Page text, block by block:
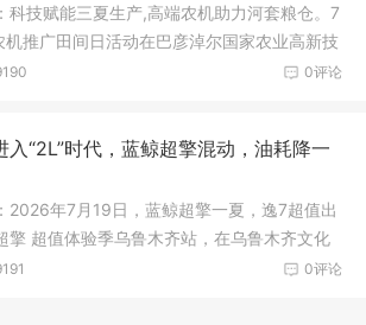
科技赋能三夏生产,高端农机助力河套粮仓。7
机推广田间日活动在巴彦淖尔国家农业高新技
0评论
“2L”时代，蓝鲸超擎混动，油耗降一
2026年7月19日，蓝鲸超擎一夏，逸7超值出
擎 超值体验季乌鲁木齐站，在乌鲁木齐文化
0评论